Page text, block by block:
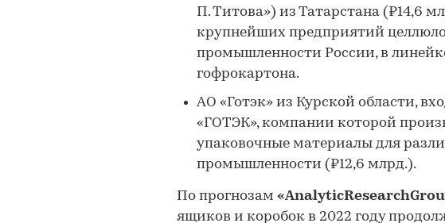
П. Титова») из Татарстана (₽14,6
крупнейших предприятий
промышленности России, в
гофрокартона.
АО «Готэк» из Курской области,
«ГОТЭК», компании которой
упаковочные материалы для
промышленности (₽12,6 млрд.).
По прогнозам
ящиков и коробок в 2022 году